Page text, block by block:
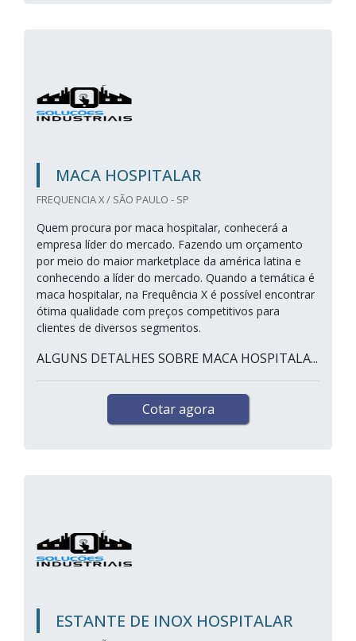
MACA HOSPITALAR
FREQUENCIA X / SÃO PAULO - SP
Quem procura por maca hospitalar, conhecerá a
empresa líder do mercado. Fazendo um orçamento
por meio do maior marketplace da américa latina e
conhecendo a líder do mercado. Quando a temática é
maca hospitalar, na Frequência X é possível encontrar
ótima qualidade com preços competitivos para
clientes de diversos segmentos.
ALGUNS DETALHES SOBRE MACA HOSPITALA...
Cotar agora
ESTANTE DE INOX HOSPITALAR